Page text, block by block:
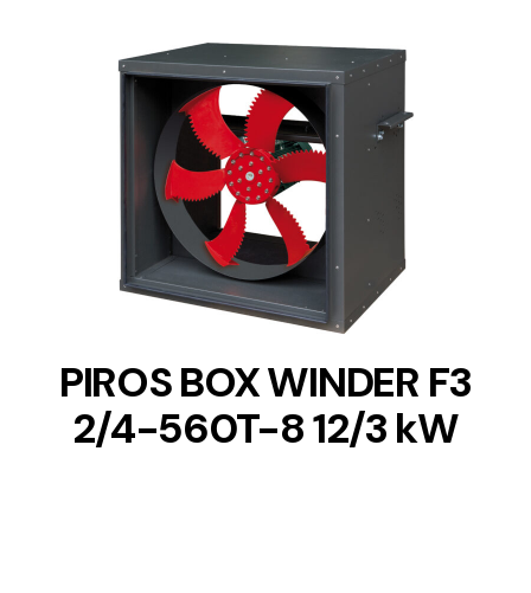
DETAILS
PIROS BOX WINDER F3
2/4-560T-8 12/3 kW